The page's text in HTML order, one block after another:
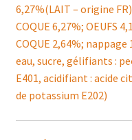
6,27%(LAIT – origine
COQUE 6,27%; OEUFS
COQUE 2,64%;
eau, sucre, gélifiants :
E401, acidifiant : acide
de potassium E202)